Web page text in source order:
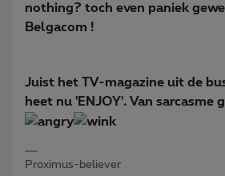
nothing? toch even paniek
Belgacom !
Juist het TV-magazine uit de
heet nu 'ENJOY'. Van sarcasme
Proximus-believer